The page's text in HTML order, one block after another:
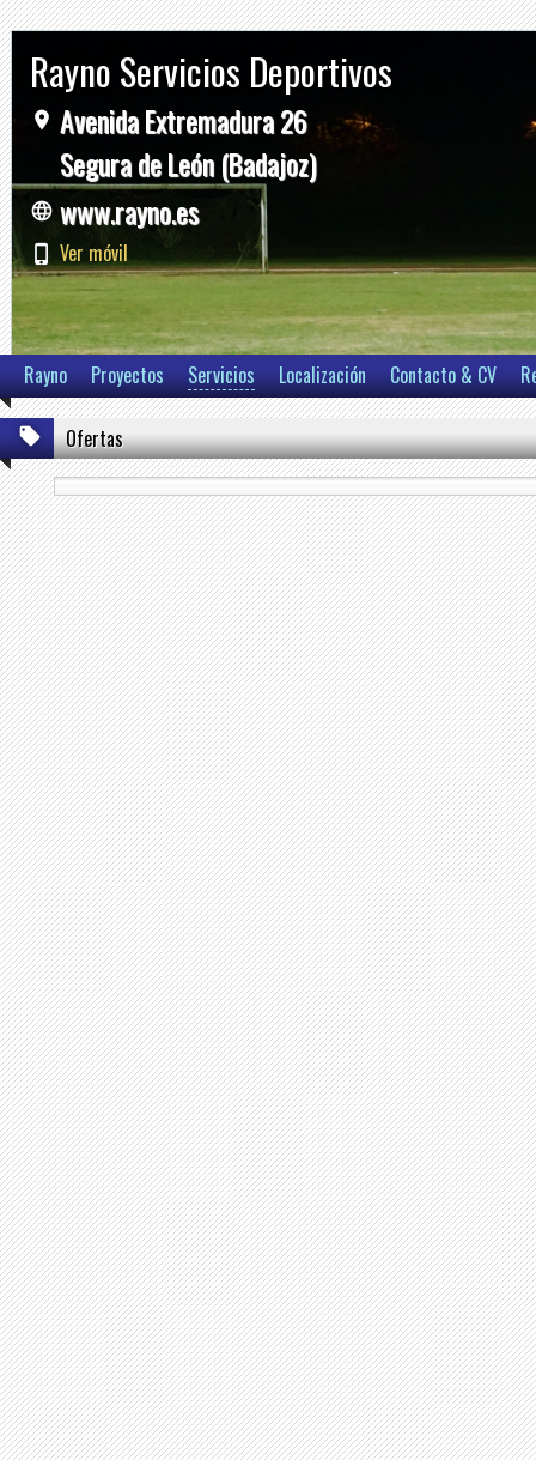
Rayno Servicios Deportivos
Avenida Extremadura 26
Segura de León (Badajoz)
www.rayno.es
Ver móvil
Rayno Proyectos Servicios Localización Contacto & CV
Ofertas